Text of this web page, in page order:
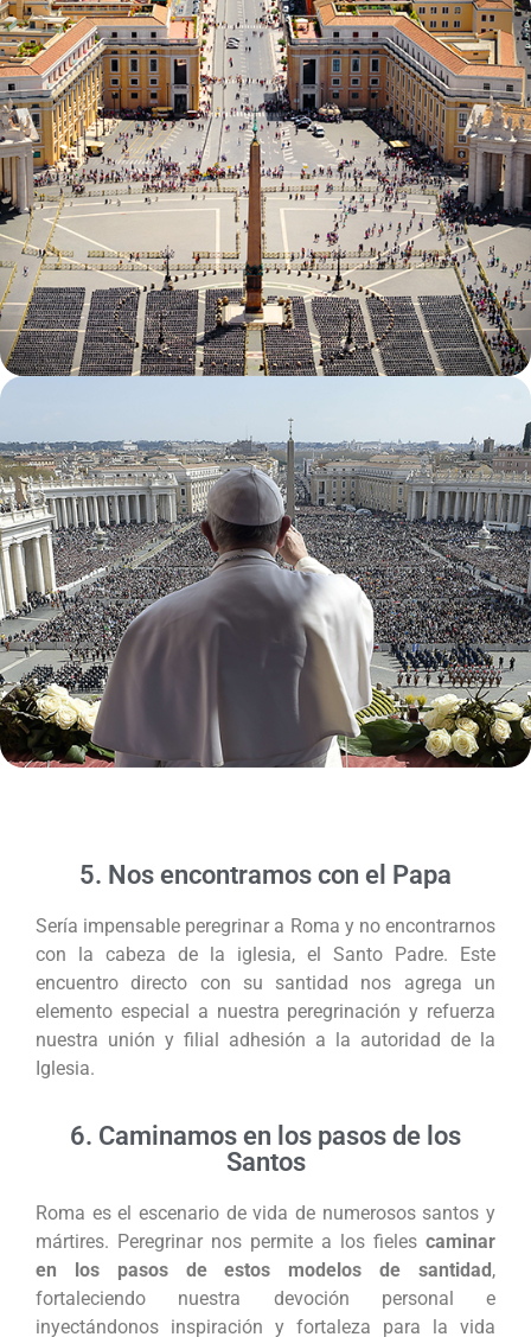
5. Nos encontramos con el Papa
Sería impensable peregrinar a Roma y no encontrarnos
con la cabeza de la iglesia, el Santo Padre. Este
encuentro directo con su santidad nos agrega un
elemento especial a nuestra peregrinación y refuerza
nuestra unión y filial adhesión a la autoridad de la
Iglesia.
6. Caminamos en los pasos de los
Santos
Roma es el escenario de vida de numerosos santos y
mártires. Peregrinar nos permite a los fieles caminar
en los pasos de estos modelos de santidad,
fortaleciendo nuestra devoción personal e
inyectándonos inspiración y fortaleza para la vida